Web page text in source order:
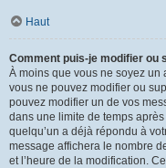
Haut
Comment puis-je modifier ou
À moins que vous ne soyez un
vous ne pouvez modifier ou
pouvez modifier un de vos
dans une limite de temps
quelqu’un a déjà répondu à
message affichera le nombre
et l’heure de la modification.